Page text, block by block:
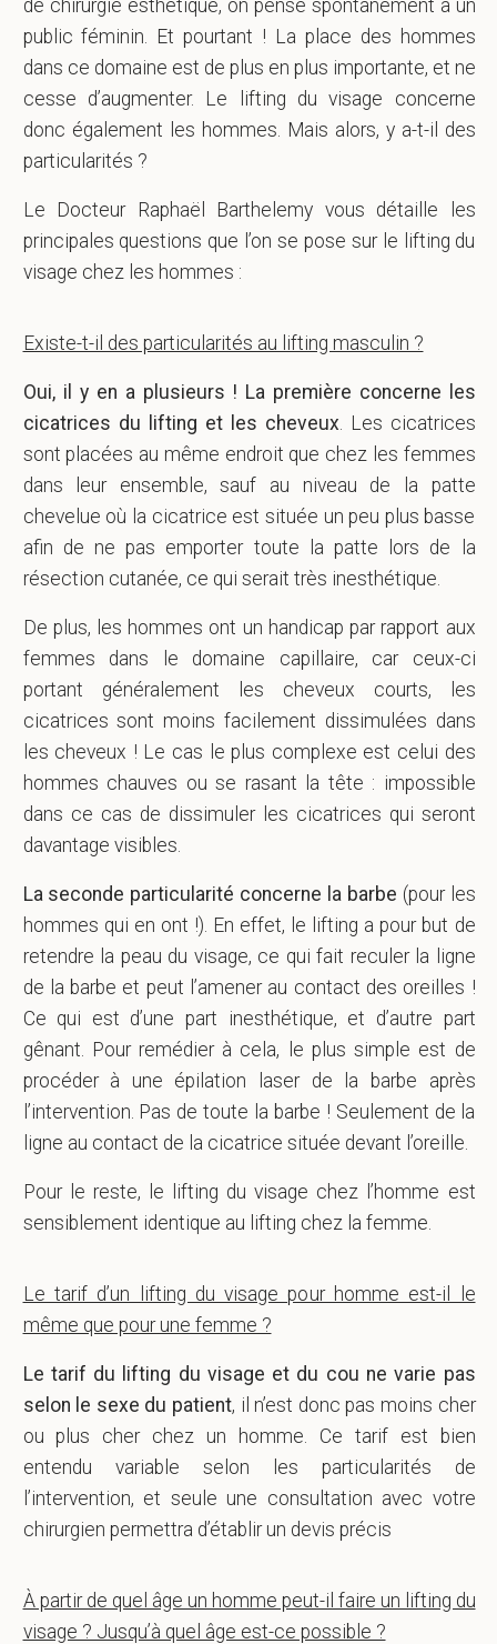
de chirurgie esthétique, on pense spontanément à un
public féminin. Et pourtant ! La place des hommes
dans ce domaine est de plus en plus importante, et ne
cesse d’augmenter. Le lifting du visage concerne
donc également les hommes. Mais alors, y a-t-il des
particularités ?
Le Docteur Raphaël Barthelemy vous détaille les
principales questions que l’on se pose sur le lifting du
visage chez les hommes :
Existe-t-il des particularités au lifting masculin ?
Oui, il y en a plusieurs ! La première concerne les
cicatrices du lifting et les cheveux. Les cicatrices
sont placées au même endroit que chez les femmes
dans leur ensemble, sauf au niveau de la patte
chevelue où la cicatrice est située un peu plus basse
afin de ne pas emporter toute la patte lors de la
résection cutanée, ce qui serait très inesthétique.
De plus, les hommes ont un handicap par rapport aux
femmes dans le domaine capillaire, car ceux-ci
portant généralement les cheveux courts, les
cicatrices sont moins facilement dissimulées dans
les cheveux ! Le cas le plus complexe est celui des
hommes chauves ou se rasant la tête : impossible
dans ce cas de dissimuler les cicatrices qui seront
davantage visibles.
La seconde particularité concerne la barbe (pour les
hommes qui en ont !). En effet, le lifting a pour but de
retendre la peau du visage, ce qui fait reculer la ligne
de la barbe et peut l’amener au contact des oreilles !
Ce qui est d’une part inesthétique, et d’autre part
gênant. Pour remédier à cela, le plus simple est de
procéder à une épilation laser de la barbe après
l’intervention. Pas de toute la barbe ! Seulement de la
ligne au contact de la cicatrice située devant l’oreille.
Pour le reste, le lifting du visage chez l’homme est
sensiblement identique au lifting chez la femme.
Le tarif d’un lifting du visage pour homme est-il le
même que pour une femme ?
Le tarif du lifting du visage et du cou ne varie pas
selon le sexe du patient, il n’est donc pas moins cher
ou plus cher chez un homme. Ce tarif est bien
entendu variable selon les particularités de
l’intervention, et seule une consultation avec votre
chirurgien permettra d’établir un devis précis
À partir de quel âge un homme peut-il faire un lifting du
visage ? Jusqu’à quel âge est-ce possible ?